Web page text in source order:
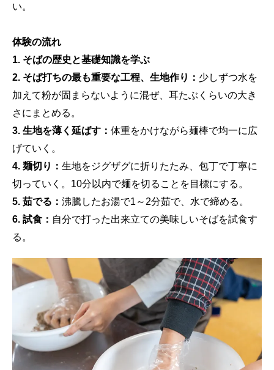
い。
体験の流れ
1. そばの歴史と基礎知識を学ぶ
2. そば打ちの最も重要な工程、生地作り： 少しずつ水を
加えて粉が固まらないように混ぜ、耳たぶくらいの大き
さにまとめる。
3. 生地を薄く延ばす： 体重をかけながら麺棒で均一に広
げていく。
4. 麺切り： 生地をジグザグに折りたたみ、包丁で丁寧に
切っていく。10分以内で麺を切ることを目標にする。
5. 茹でる： 沸騰したお湯で1～2分茹で、水で締める。
6. 試食： 自分で打った出来立ての美味しいそばを試食す
る。